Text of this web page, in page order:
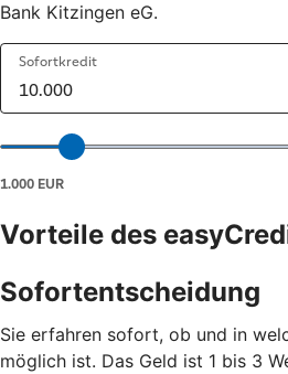
Bank Kitzingen eG.
Vorteile des
Sofortentscheidung
Sie erfahren sofort, ob und in
möglich ist. Das Geld ist 1 bis 3